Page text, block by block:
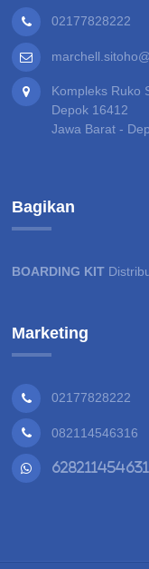
02177828222
Kompleks Ruko
Depok 16412
Jawa Barat -
Bagikan
BOARDING KIT
Marketing
02177828222
082114546316